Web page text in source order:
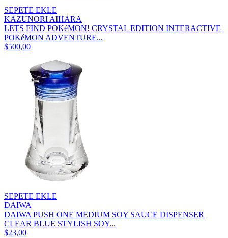
SEPETE EKLE
KAZUNORI AIHARA
LETS FIND POKéMON! CRYSTAL EDITION INTERACTIVE
POKéMON ADVENTURE...
$500,00
SEPETE EKLE
DAIWA
DAIWA PUSH ONE MEDIUM SOY SAUCE DISPENSER
CLEAR BLUE STYLISH SOY...
$23,00